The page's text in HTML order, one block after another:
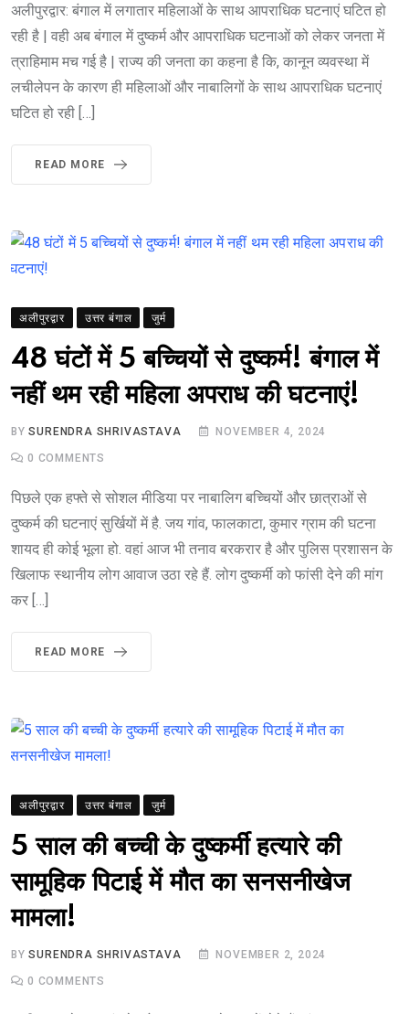
अलीपुरद्वार: बंगाल में लगातार महिलाओं के साथ आपराधिक घटनाएं घटित हो
रही है | वही अब बंगाल में दुष्कर्म और आपराधिक घटनाओं को लेकर जनता में
त्राहिमाम मच गई है | राज्य की जनता का कहना है कि, कानून व्यवस्था में
लचीलेपन के कारण ही महिलाओं और नाबालिगों के साथ आपराधिक घटनाएं
घटित हो रही […]
READ MORE
अलीपुरद्वार उत्तर बंगाल जुर्म
48 घंटों में 5 बच्चियों से दुष्कर्म! बंगाल में
नहीं थम रही महिला अपराध की घटनाएं!
BYSURENDRA SHRIVASTAVA NOVEMBER 4, 2024
0 COMMENTS
पिछले एक हफ्ते से सोशल मीडिया पर नाबालिग बच्चियों और छात्राओं से
दुष्कर्म की घटनाएं सुर्खियों में है. जय गांव, फालकाटा, कुमार ग्राम की घटना
शायद ही कोई भूला हो. वहां आज भी तनाव बरकरार है और पुलिस प्रशासन के
खिलाफ स्थानीय लोग आवाज उठा रहे हैं. लोग दुष्कर्मी को फांसी देने की मांग
कर […]
READ MORE
अलीपुरद्वार उत्तर बंगाल जुर्म
5 साल की बच्ची के दुष्कर्मी हत्यारे की
सामूहिक पिटाई में मौत का सनसनीखेज
मामला!
BYSURENDRA SHRIVASTAVA NOVEMBER 2, 2024
0 COMMENTS